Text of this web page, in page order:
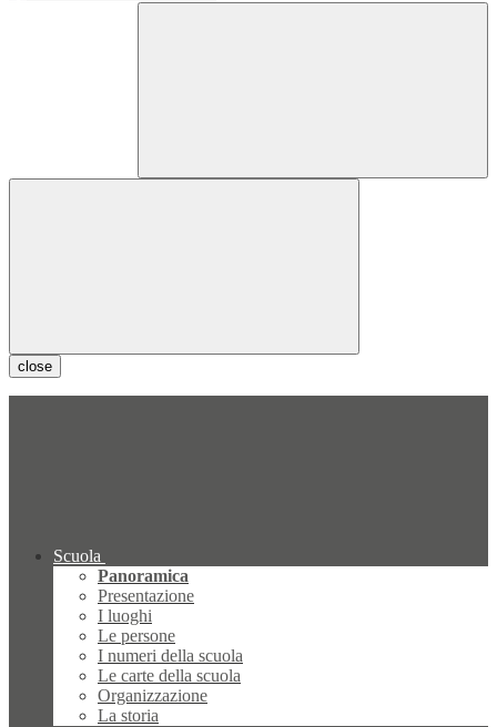
close
Scuola
Panoramica
Presentazione
I luoghi
Le persone
I numeri della scuola
Le carte della scuola
Organizzazione
La storia